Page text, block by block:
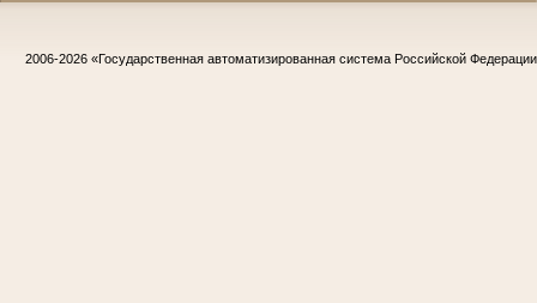
2006-2026 «Государственная автоматизированная система Российской